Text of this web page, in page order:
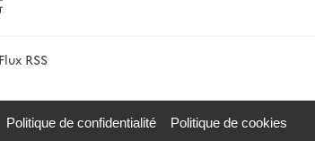
Flux RSS
Politique de confidentialité Politique de cookies